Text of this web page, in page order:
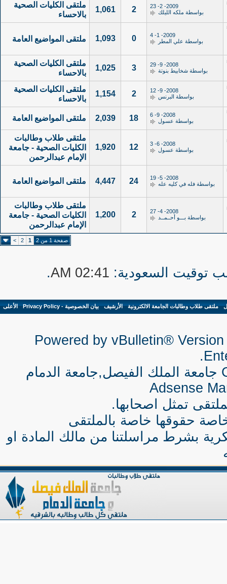
2009- 2- 23
بواسطة ملكه الليلك 2
1,061
ملتقى الكليات الصحية
بالاحساء
2009- 1- 4
بواسطة علي المطر 0
1,093 ملتقى المواضيع العامة
2008- 9- 29
بواسطة شخابيط بنوتة 3
1,025
ملتقى الكليات الصحية
بالاحساء
2008- 9- 12
بواسطة البرنس 2
1,154
ملتقى الكليات الصحية
بالاحساء
2008- 9- 6
بواسطة عسول 18
2,039 ملتقى المواضيع العامة
2008- 6- 3
بواسطة عسول 12
1,920
ملتقى طلاب وطالبات
الكليات الصحية - جامعة
الإمام عبدالرحمن
2008- 5- 19
بواسطة فله في كليه عله 24
4,447 ملتقى المواضيع العامة
2008- 4- 27
بواسطة بـــو أحــمــد 2
1,200
ملتقى طلاب وطالبات
الكليات الصحية - جامعة
الإمام عبدالرحمن
صفحة 1 من 2 1
2
>
02:41 AM
.
-ملتقى طلاب وطالبات الجامعة الالكترونية-الأرشيف-بيان الخصوصية - Privacy Policy -الأعلى
Powered by vBulletin®
جامعة الملك الفيصل,جامعة الدمام
Adsense
تمثل اصحابها.
حقوقها خاصة بالملتقى
بشرط مراسلتنا من مالك المادة او